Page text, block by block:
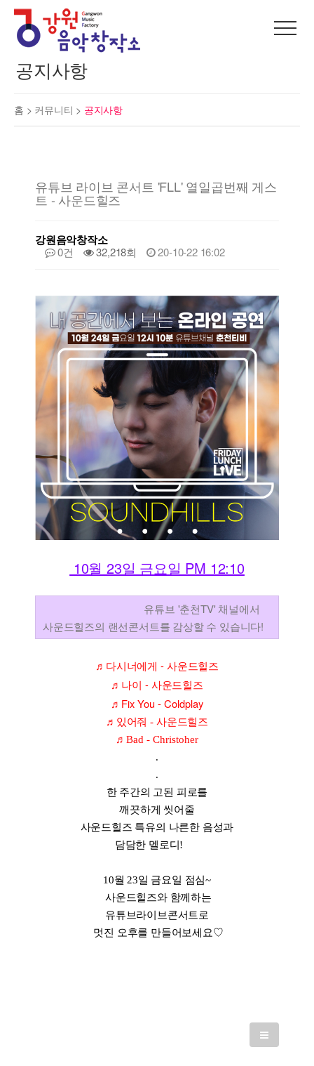
공지사항
홈 > 커뮤니티 > 공지사항
유튜브 라이브 콘서트 'FLL' 열일곱번째 게스
트 - 사운드힐즈
강원음악창작소
0건 32,218회 20-10-22 16:02
10월 23일 금요일 PM 12:10
유튜브 '춘천TV' 채널에서
사운드힐즈의 랜선콘서트를 감상할 수 있습니다!
♬ 다시너에게 - 사운드힐즈
♬ 나이 - 사운드힐즈
♬ Fix You - Coldplay
♬ 있어줘-사운드힐즈
♬ Bad - Christoher
.
.
한 주간의 고된 피로를
깨끗하게 씻어줄
사운드힐즈 특유의 나른한 음성과
담담한 멜로디!
10월 23일 금요일 점심~
사운드힐즈와 함께하는
유튜브라이브콘서트로
멋진 오후를 만들어보세요♡